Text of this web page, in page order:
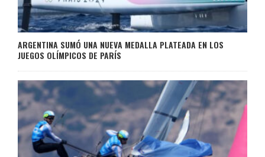
ARGENTINA SUMÓ UNA NUEVA MEDALLA PLATEADA EN LOS
JUEGOS OLÍMPICOS DE PARÍS